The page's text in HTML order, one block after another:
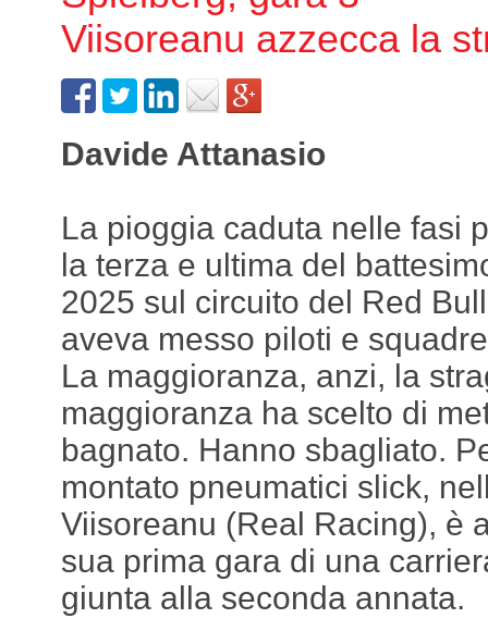
Viisoreanu azzecca la
Davide Attanasio
La pioggia caduta nelle fasi
la terza e ultima del
2025 sul circuito del Red
aveva messo piloti e
La maggioranza, anzi, la
maggioranza ha scelto di
bagnato. Hanno sbagliato.
montato pneumatici slick,
Viisoreanu (Real Racing), è
sua prima gara di una
giunta alla seconda annata.